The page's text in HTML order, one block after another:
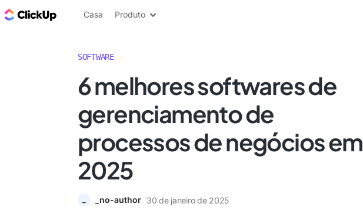
ClickUp Blogue
Casa Produto
SOFTWARE
6 melhores softwares de
gerenciamento de
processos de negócios em
2025
_no-author 30 de janeiro de 2025